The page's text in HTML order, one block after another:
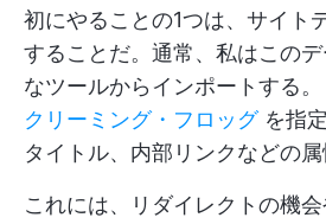
初にやることの1つは、サイト
することだ。通常、私はこの
なツールからインポートする。
クリーミング・フロッグを指
タイトル、内部リンクなどの属
これには、リダイレクトの機